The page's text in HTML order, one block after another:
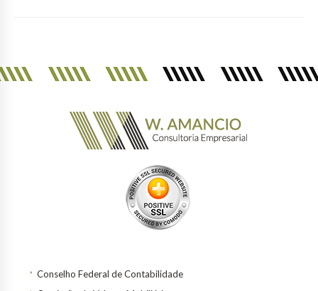
Conselho Federal de Contabilidade